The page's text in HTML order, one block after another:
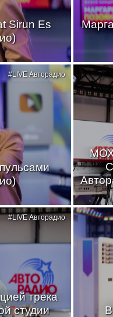
Sirun Es
#LIVE Авторадио
трека
студии
#LIVE Авторадио